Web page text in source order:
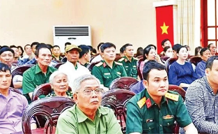
GIÁO DỤC
Y TẾ
KHOA HỌC - CÔNG NGHỆ
MÔI TRƯỜNG